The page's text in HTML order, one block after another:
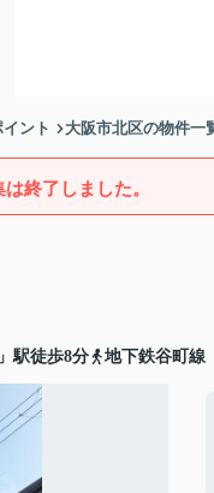
ント 大阪市北区の物件一
終了しました。
駅徒歩8分 地下鉄谷町線